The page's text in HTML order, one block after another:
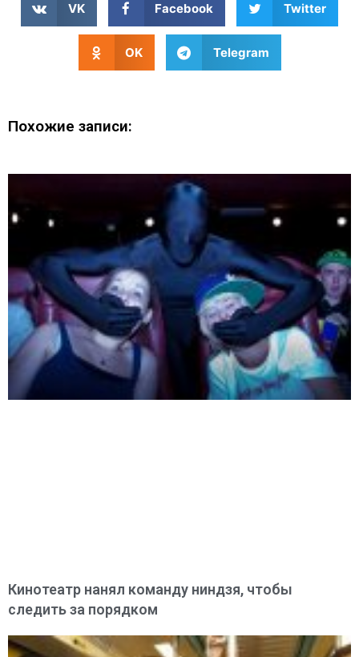
VK Facebook Twitter
OK Telegram
Похожие записи:
Кинотеатр нанял команду ниндзя, чтобы
следить за порядком